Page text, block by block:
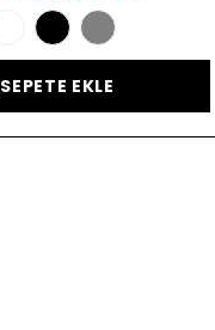
SEPETE EKLE